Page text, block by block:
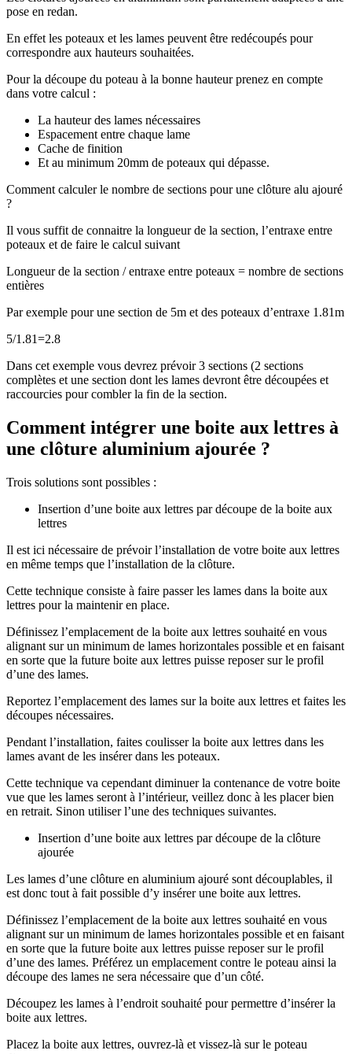
pose en redan.
En effet les poteaux et les lames peuvent être redécoupés pour
correspondre aux hauteurs souhaitées.
Pour la découpe du poteau à la bonne hauteur prenez en compte
dans votre calcul :
La hauteur des lames nécessaires
Espacement entre chaque lame
Cache de finition
Et au minimum 20mm de poteaux qui dépasse.
Comment calculer le nombre de sections pour une clôture alu ajouré
?
Il vous suffit de connaitre la longueur de la section, l’entraxe entre
poteaux et de faire le calcul suivant
Longueur de la section / entraxe entre poteaux = nombre de sections
entières
Par exemple pour une section de 5m et des poteaux d’entraxe 1.81m
5/1.81=2.8
Dans cet exemple vous devrez prévoir 3 sections (2 sections
complètes et une section dont les lames devront être découpées et
raccourcies pour combler la fin de la section.
Comment intégrer une boite aux lettres à
une clôture aluminium ajourée ?
Trois solutions sont possibles :
Insertion d’une boite aux lettres par découpe de la boite aux
lettres
Il est ici nécessaire de prévoir l’installation de votre boite aux lettres
en même temps que l’installation de la clôture.
Cette technique consiste à faire passer les lames dans la boite aux
lettres pour la maintenir en place.
Définissez l’emplacement de la boite aux lettres souhaité en vous
alignant sur un minimum de lames horizontales possible et en faisant
en sorte que la future boite aux lettres puisse reposer sur le profil
d’une des lames.
Reportez l’emplacement des lames sur la boite aux lettres et faites les
découpes nécessaires.
Pendant l’installation, faites coulisser la boite aux lettres dans les
lames avant de les insérer dans les poteaux.
Cette technique va cependant diminuer la contenance de votre boite
vue que les lames seront à l’intérieur, veillez donc à les placer bien
en retrait. Sinon utiliser l’une des techniques suivantes.
Insertion d’une boite aux lettres par découpe de la clôture
ajourée
Les lames d’une clôture en aluminium ajouré sont découplables, il
est donc tout à fait possible d’y insérer une boite aux lettres.
Définissez l’emplacement de la boite aux lettres souhaité en vous
alignant sur un minimum de lames horizontales possible et en faisant
en sorte que la future boite aux lettres puisse reposer sur le profil
d’une des lames. Préférez un emplacement contre le poteau ainsi la
découpe des lames ne sera nécessaire que d’un côté.
Découpez les lames à l’endroit souhaité pour permettre d’insérer la
boite aux lettres.
Placez la boite aux lettres, ouvrez-là et vissez-là sur le poteau